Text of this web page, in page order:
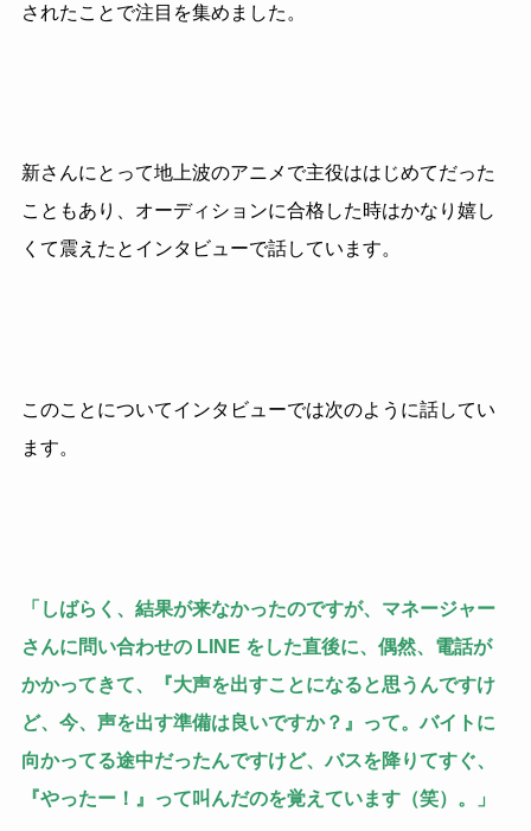
されたことで注目を集めました。
新さんにとって地上波のアニメで主役ははじめてだった
こともあり、オーディションに合格した時はかなり嬉し
くて震えたとインタビューで話しています。
このことについてインタビューでは次のように話してい
ます。
「しばらく、結果が来なかったのですが、マネージャー
さんに問い合わせの LINE をした直後に、偶然、電話が
かかってきて、『大声を出すことになると思うんですけ
ど、今、声を出す準備は良いですか？』って。バイトに
向かってる途中だったんですけど、バスを降りてすぐ、
『やったー！』って叫んだのを覚えています（笑）。」